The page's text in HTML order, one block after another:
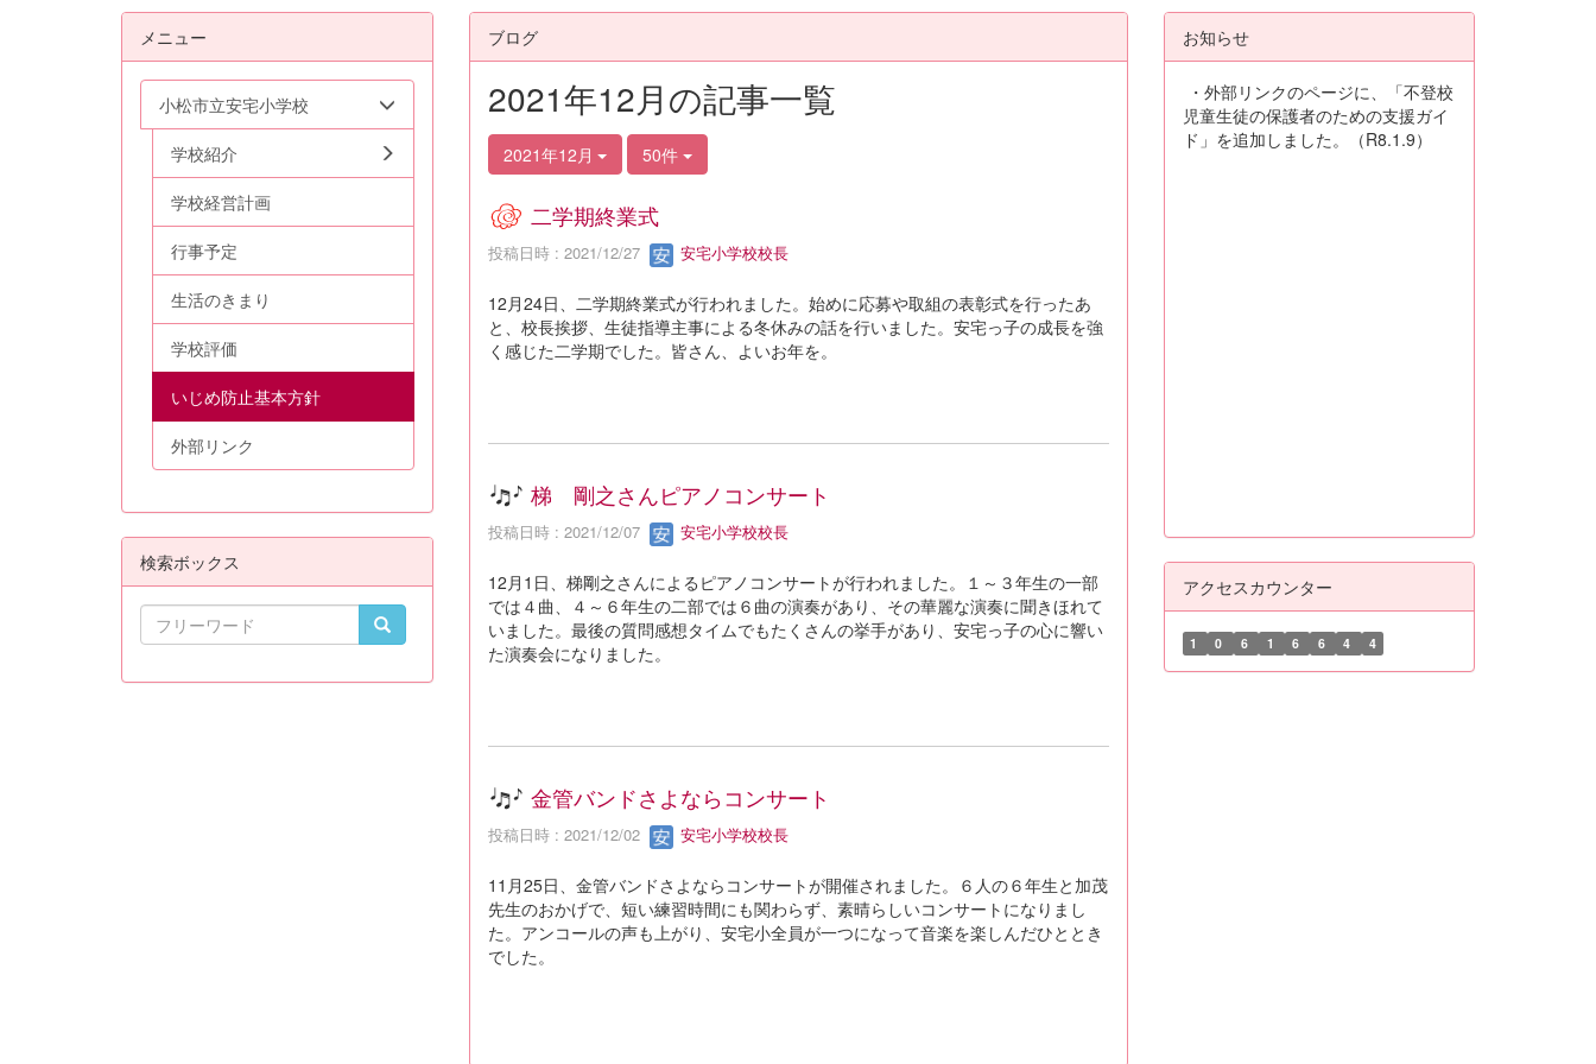
ブログ
2021年12月の記事一覧
2021年12月 50件
二学期終業式
投稿日時 : 2021/12/27 安宅小学校校長
12月24日、二学期終業式が行われました。始めに応募や取組の表彰式を行ったあ
と、校長挨拶、生徒指導主事による冬休みの話を行いました。安宅っ子の成長を強
く感じた二学期でした。皆さん、よいお年を。
梯 剛之さんピアノコンサート
投稿日時 : 2021/12/07 安宅小学校校長
12月1日、梯剛之さんによるピアノコンサートが行われました。１～３年生の一部
では４曲、４～６年生の二部では６曲の演奏があり、その華麗な演奏に聞きほれて
いました。最後の質問感想タイムでもたくさんの挙手があり、安宅っ子の心に響い
た演奏会になりました。
金管バンドさよならコンサート
投稿日時 : 2021/12/02 安宅小学校校長
11月25日、金管バンドさよならコンサートが開催されました。６人の６年生と加茂
先生のおかげで、短い練習時間にも関わらず、素晴らしいコンサートになりまし
た。アンコールの声も上がり、安宅小全員が一つになって音楽を楽しんだひととき
でした。
メニュー
小松市立安宅小学校
学校紹介
学校経営計画
行事予定
生活のきまり
学校評価
いじめ防止基本方針
外部リンク
検索ボックス
お知らせ
・外部リンクのページに、「不登校
児童生徒の保護者のための支援ガイ
ド」を追加しました。（R8.1.9）
アクセスカウンター
1 0 6 1 6 6 4 4